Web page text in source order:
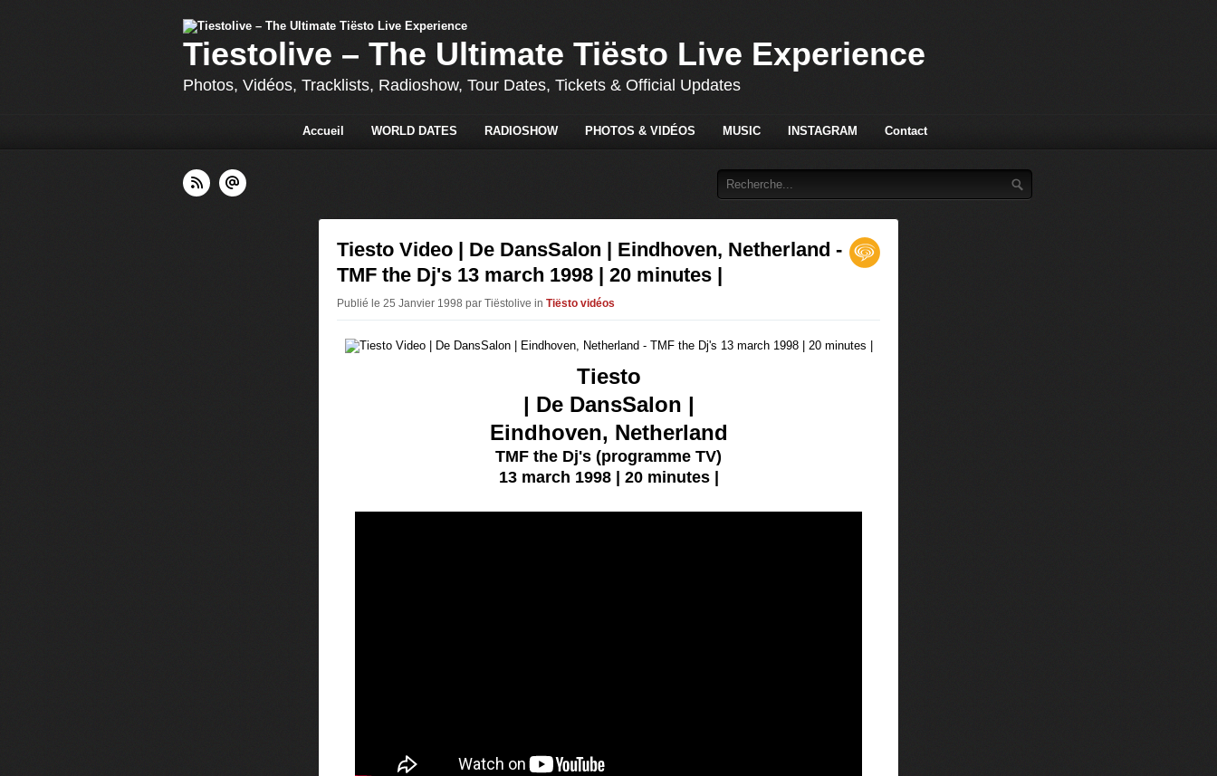
Tiestolive – The Ultimate Tiësto Live Experience
Photos, Vidéos, Tracklists, Radioshow, Tour Dates, Tickets & Official Updates
Accueil WORLD DATES RADIOSHOW PHOTOS & VIDÉOS MUSIC INSTAGRAM Contact
Tiesto Video | De DansSalon | Eindhoven, Netherland -
TMF the Dj's 13 march 1998 | 20 minutes |
Publié le 25 Janvier 1998 par Tiëstolive in Tiësto vidéos
Tiesto
| De DansSalon |
Eindhoven, Netherland
TMF the Dj's (programme TV)
13 march 1998| 20 minutes |